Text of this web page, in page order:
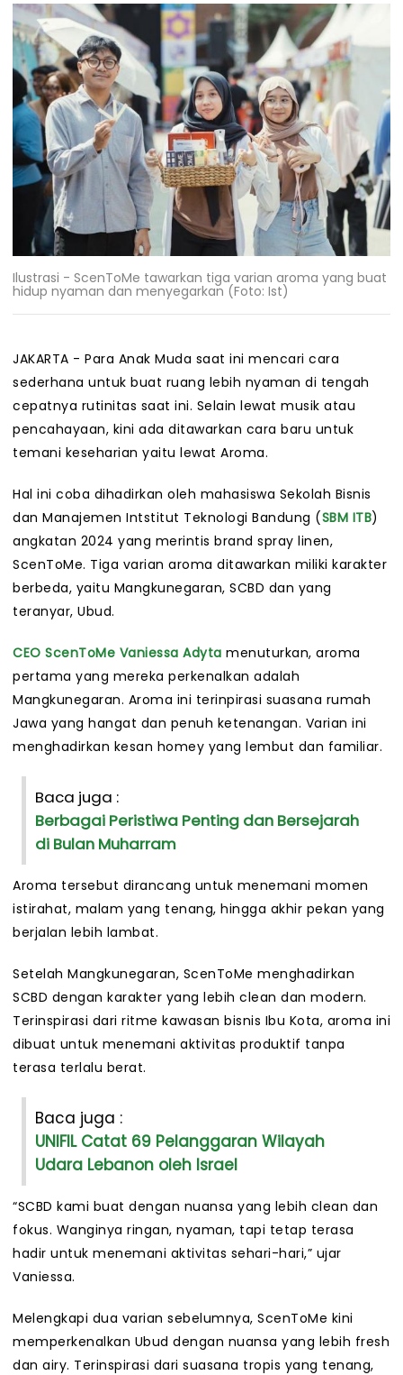
Ilustrasi - ScenToMe tawarkan tiga varian aroma yang buat
hidup nyaman dan menyegarkan (Foto: Ist)
JAKARTA - Para Anak Muda saat ini mencari cara
sederhana untuk buat ruang lebih nyaman di tengah
cepatnya rutinitas saat ini. Selain lewat musik atau
pencahayaan, kini ada ditawarkan cara baru untuk
temani keseharian yaitu lewat Aroma.
Hal ini coba dihadirkan oleh mahasiswa Sekolah Bisnis
dan Manajemen Intstitut Teknologi Bandung (SBM ITB)
angkatan 2024 yang merintis brand spray linen,
ScenToMe. Tiga varian aroma ditawarkan miliki karakter
berbeda, yaitu Mangkunegaran, SCBD dan yang
teranyar, Ubud.
CEO ScenToMe Vaniessa Adyta menuturkan, aroma
pertama yang mereka perkenalkan adalah
Mangkunegaran. Aroma ini terinpirasi suasana rumah
Jawa yang hangat dan penuh ketenangan. Varian ini
menghadirkan kesan homey yang lembut dan familiar.
Baca juga :
Berbagai Peristiwa Penting dan Bersejarah
di Bulan Muharram
Aroma tersebut dirancang untuk menemani momen
istirahat, malam yang tenang, hingga akhir pekan yang
berjalan lebih lambat.
Setelah Mangkunegaran, ScenToMe menghadirkan
SCBD dengan karakter yang lebih clean dan modern.
Terinspirasi dari ritme kawasan bisnis Ibu Kota, aroma ini
dibuat untuk menemani aktivitas produktif tanpa
terasa terlalu berat.
Baca juga :
UNIFIL Catat 69 Pelanggaran Wilayah
Udara Lebanon oleh Israel
“SCBD kami buat dengan nuansa yang lebih clean dan
fokus. Wanginya ringan, nyaman, tapi tetap terasa
hadir untuk menemani aktivitas sehari-hari,” ujar
Vaniessa.
Melengkapi dua varian sebelumnya, ScenToMe kini
memperkenalkan Ubud dengan nuansa yang lebih fresh
dan airy. Terinspirasi dari suasana tropis yang tenang,